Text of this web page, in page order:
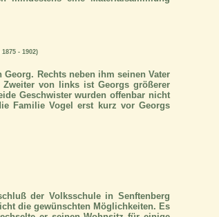
- 1902)
Rechts neben ihm seinen Vater
von links ist Georgs größerer
Geschwister wurden offenbar nicht
Familie Vogel erst kurz vor Georgs
der Volksschule in Senftenberg
die gewünschten Möglichkeiten. Es